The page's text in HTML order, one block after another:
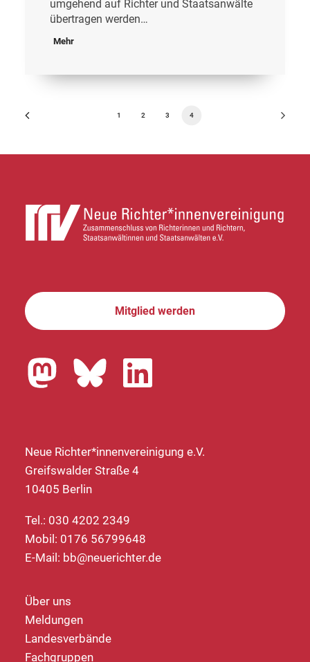
umgehend auf Richter und Staatsanwälte
übertragen werden…
Mehr
1 2 3 4
Mitglied werden
Neue Richter*innenvereinigung e.V.
Greifswalder Straße 4
10405 Berlin
Tel.: 030 4202 2349
Mobil: 0176 56799648
E-Mail: bb@neuerichter.de
Über uns
Meldungen
Landesverbände
Fachgruppen